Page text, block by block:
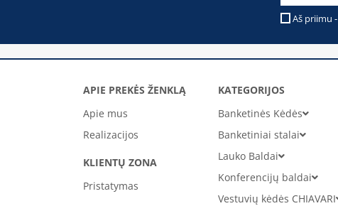
Aš priimu -
APIE PREKĖS ŽENKLĄ
Apie mus
Realizacijos
KLIENTŲ ZONA
Pristatymas
KATEGORIJOS
Banketinės Kėdės
Banketiniai stalai
Lauko Baldai
Konferencijų baldai
Vestuvių kėdės CHIAVARI